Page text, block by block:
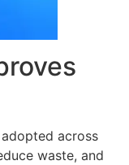
across
waste, and